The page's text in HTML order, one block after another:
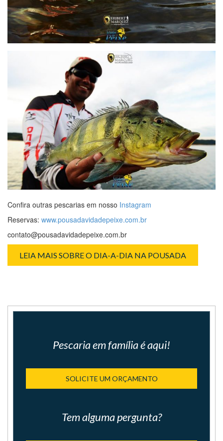
Confira outras pescarias em nosso Instagram
Reservas: www.pousadavidadepeixe.com.br
contato@pousadavidadepeixe.com.br
LEIA MAIS SOBRE O DIA-A-DIA NA POUSADA
Pescaria em família é aqui!
SOLICITE UM ORÇAMENTO
Tem alguma pergunta?